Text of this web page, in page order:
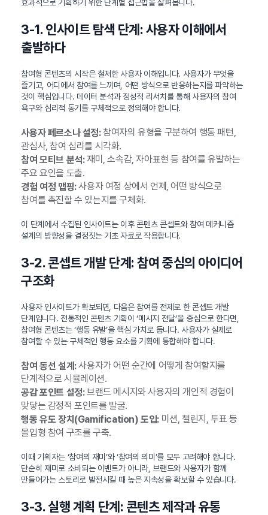
효과적으로 기획하기 위한 단계별 접근법을 살펴봅니다.
3-1. 인사이트 탐색 단계: 사용자 이해에서
출발하다
참여형 콘텐츠의 시작은 철저한 사용자 이해입니다. 사용자가 무엇을
즐기고, 어디에서 참여를 느끼며, 어떤 방식으로 반응하는지를 파악하는
것이 핵심입니다. 데이터 분석과 정성적 리서치를 통해 사용자의 참여
욕구와 심리적 동기를 구체적으로 정의해야 합니다.
사용자 페르소나 설정:참여자의 유형을 구분하여 행동 패턴,
관심사, 참여 심리를 시각화.
참여 모티브 분석:재미, 소속감, 자아표현 등 참여를 유발하는
주요 요인을 도출.
경험 여정 맵핑:사용자 여정 상에서 언제, 어떤 방식으로
참여를 촉진할 수 있는지를 구체화.
이 단계에서 수집된 인사이트는 이후 콘텐츠 콘셉트와 참여 메커니즘
설계의 방향성을 결정짓는 기초 자료로 작용합니다.
3-2. 콘셉트 개발 단계: 참여 중심의 아이디어
구조화
사용자 인사이트가 확보되면, 다음은 참여를 전제로 한 콘셉트 개발
단계입니다. 전통적인 콘텐츠 기획이 ‘메시지 전달’을 중심으로 한다면,
참여형 콘텐츠는 ‘행동 유발’을 핵심 가치로 둡니다. 사용자가 실제로
참여할 수 있는 구체적인 행동 요소를 기획에 통합해야 합니다.
참여 동선 설계:사용자가 어떤 순간에 어떻게 참여할지를
단계적으로 시뮬레이션.
공감 포인트 설정:브랜드 메시지와 사용자의 개인적 경험이
맞닿는 감정적 포인트를 발굴.
행동 유도 장치(Gamification) 도입:미션, 챌린지, 투표 등
몰입형 참여 구조를 구축.
이때 기획자는 ‘참여의 재미’와 ‘참여의 의미’를 모두 고려해야 합니다.
단순히 재미로 소비되는 이벤트가 아니라, 브랜드와 사용자가 함께
만들어가는 스토리로 발전시킬 때 높은 지속성을 확보할 수 있습니다.
3-3. 실행 계획 단계: 콘텐츠 제작과 유통